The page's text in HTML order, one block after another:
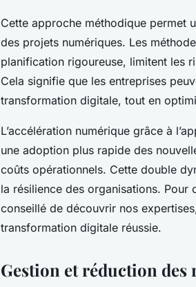
Cette approche méthodique permet
des projets numériques. Les
planification rigoureuse, limitent les
Cela signifie que les entreprises
transformation digitale, tout en
L’accélération numérique grâce à
une adoption plus rapide des
coûts opérationnels. Cette double
la résilience des organisations.
conseillé de découvrir nos
transformation digitale réussie.
Gestion et réduction